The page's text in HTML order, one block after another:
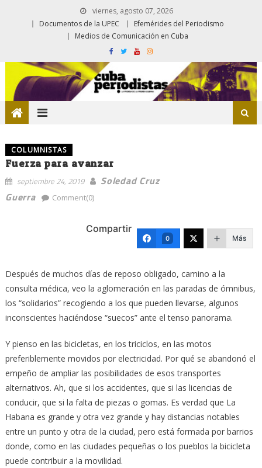
viernes, agosto 07, 2026
Documentos de la UPEC
Efemérides del Periodismo
Medios de Comunicación en Cuba
COLUMNISTAS
Fuerza para avanzar
septiembre 24, 2019
Soledad Cruz
Guerra
Comment(0)
Compartir
0 Más
Después de muchos días de reposo obligado, camino a la
consulta médica, veo la aglomeración en las paradas de ómnibus,
los “solidarios” recogiendo a los que pueden llevarse, algunos
inconscientes haciéndose “suecos” ante el tenso panorama.
Y pienso en las bicicletas, en los triciclos, en las motos
preferiblemente movidos por electricidad. Por qué se abandonó el
empeño de ampliar las posibilidades de esos transportes
alternativos. Ah, que si los accidentes, que si las licencias de
conducir, que si la falta de piezas o gomas. Es verdad que La
Habana es grande y otra vez grande y hay distancias notables
entre un punto y otra de la ciudad, pero está formada por barrios
donde, como en las ciudades pequeñas o los pueblos la bicicleta
puede contribuir a la movilidad.